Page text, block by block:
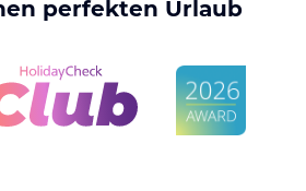
perfekten Urlaub